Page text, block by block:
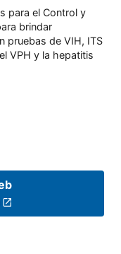
para el Control y
brindar
pruebas de VIH, ITS
VPH y la hepatitis